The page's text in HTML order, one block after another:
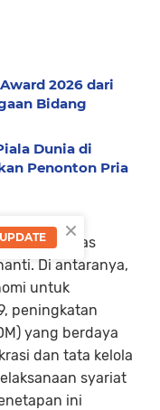
2026 dari
Bidang
Dunia di
Penonton Pria
prioritas
Di antaranya,
untuk
peningkatan
yang berdaya
dan tata kelola
syariat
ini
×
UPDATE